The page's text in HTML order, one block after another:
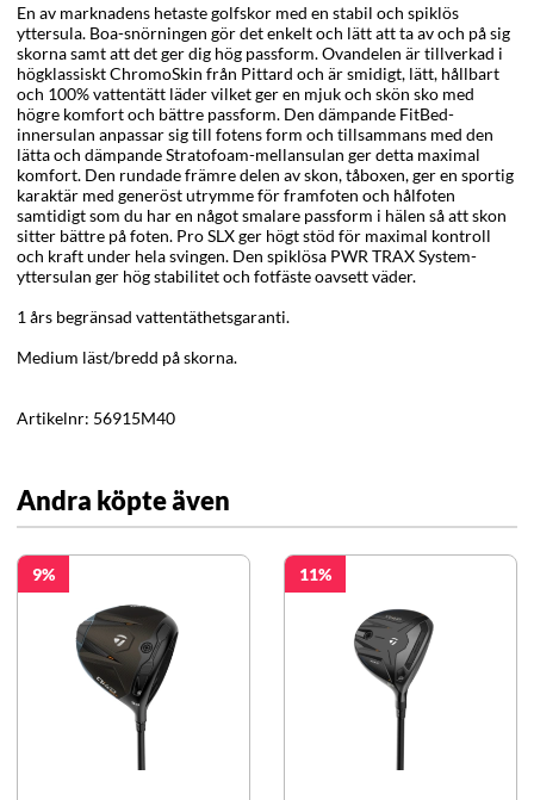
En av marknadens hetaste golfskor med en stabil och spiklös
yttersula. Boa-snörningen gör det enkelt och lätt att ta av och på sig
skorna samt att det ger dig hög passform. Ovandelen är tillverkad i
högklassiskt ChromoSkin från Pittard och är smidigt, lätt, hållbart
och 100% vattentätt läder vilket ger en mjuk och skön sko med
högre komfort och bättre passform. Den dämpande FitBed-
innersulan anpassar sig till fotens form och tillsammans med den
lätta och dämpande Stratofoam-mellansulan ger detta maximal
komfort. Den rundade främre delen av skon, tåboxen, ger en sportig
karaktär med generöst utrymme för framfoten och hålfoten
samtidigt som du har en något smalare passform i hälen så att skon
sitter bättre på foten. Pro SLX ger högt stöd för maximal kontroll
och kraft under hela svingen. Den spiklösa PWR TRAX System-
yttersulan ger hög stabilitet och fotfäste oavsett väder.
1 års begränsad vattentäthetsgaranti.
Medium läst/bredd på skorna.
Artikelnr: 56915M40
Andra köpte även
9 11